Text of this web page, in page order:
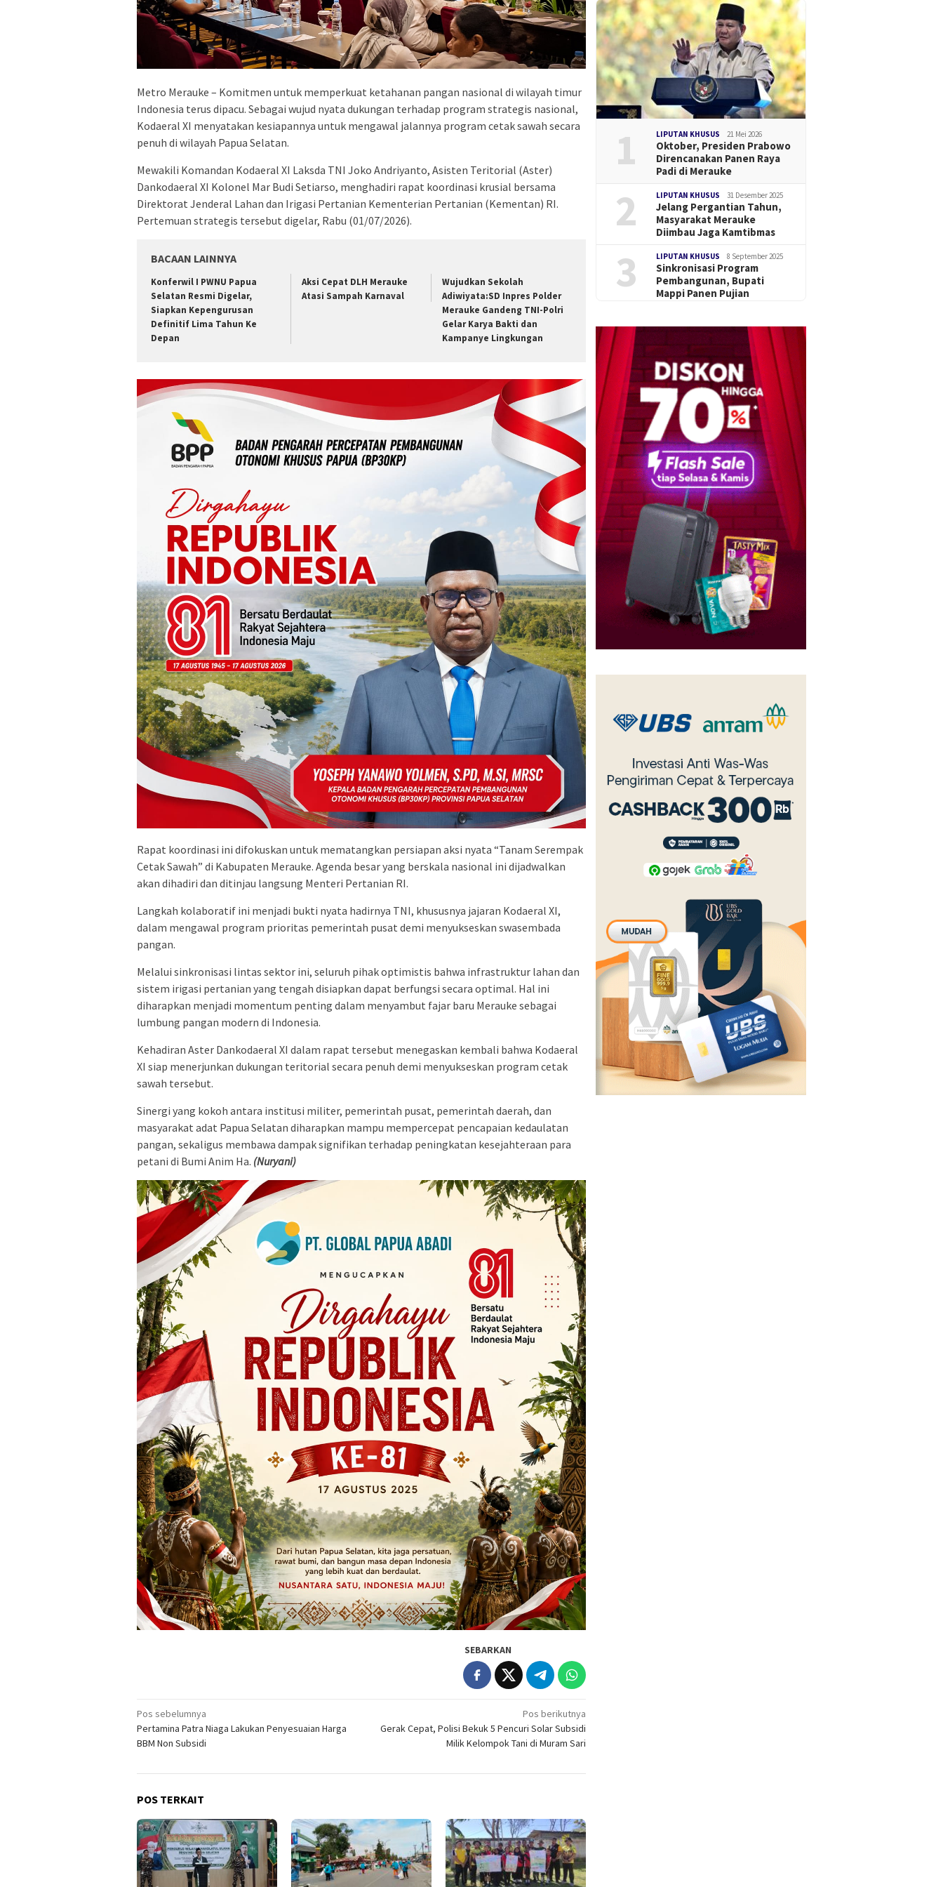
Metro Merauke – Komitmen untuk memperkuat ketahanan pangan nasional di wilayah timur
Indonesia terus dipacu. Sebagai wujud nyata dukungan terhadap program strategis nasional,
Kodaeral XI menyatakan kesiapannya untuk mengawal jalannya program cetak sawah secara
penuh di wilayah Papua Selatan.
​Mewakili Komandan Kodaeral XI Laksda TNI Joko Andriyanto, Asisten Teritorial (Aster)
Dankodaeral XI Kolonel Mar Budi Setiarso, menghadiri rapat koordinasi krusial bersama
Direktorat Jenderal Lahan dan Irigasi Pertanian Kementerian Pertanian (Kementan) RI.
Pertemuan strategis tersebut digelar, Rabu (01/07/2026).
BACAAN LAINNYA
Konferwil I PWNU Papua
Selatan Resmi Digelar,
Siapkan Kepengurusan
Definitif Lima Tahun Ke
Depan
Aksi Cepat DLH Merauke
Atasi Sampah Karnaval
Wujudkan Sekolah
Adiwiyata:SD Inpres Polder
Merauke Gandeng TNI-Polri
Gelar Karya Bakti dan
Kampanye Lingkungan
​Rapat koordinasi ini difokuskan untuk mematangkan persiapan aksi nyata “Tanam Serempak
Cetak Sawah” di Kabupaten Merauke. Agenda besar yang berskala nasional ini dijadwalkan
akan dihadiri dan ditinjau langsung Menteri Pertanian RI.
​Langkah kolaboratif ini menjadi bukti nyata hadirnya TNI, khususnya jajaran Kodaeral XI,
dalam mengawal program prioritas pemerintah pusat demi menyukseskan swasembada
pangan.
​Melalui sinkronisasi lintas sektor ini, seluruh pihak optimistis bahwa infrastruktur lahan dan
sistem irigasi pertanian yang tengah disiapkan dapat berfungsi secara optimal. Hal ini
diharapkan menjadi momentum penting dalam menyambut fajar baru Merauke sebagai
lumbung pangan modern di Indonesia.
​Kehadiran Aster Dankodaeral XI dalam rapat tersebut menegaskan kembali bahwa Kodaeral
XI siap menerjunkan dukungan teritorial secara penuh demi menyukseskan program cetak
sawah tersebut.
​Sinergi yang kokoh antara institusi militer, pemerintah pusat, pemerintah daerah, dan
masyarakat adat Papua Selatan diharapkan mampu mempercepat pencapaian kedaulatan
pangan, sekaligus membawa dampak signifikan terhadap peningkatan kesejahteraan para
petani di Bumi Anim Ha. (Nuryani)
SEBARKAN
Navigasi
pos
Pos sebelumnya
Pertamina Patra Niaga Lakukan Penyesuaian Harga
BBM Non Subsidi
Pos berikutnya
Gerak Cepat, Polisi Bekuk 5 Pencuri Solar Subsidi
Milik Kelompok Tani di Muram Sari
POS TERKAIT
1 LIPUTAN KHUSUS 21 Mei 2026
Oktober, Presiden Prabowo
Direncanakan Panen Raya
Padi di Merauke
2 LIPUTAN KHUSUS 31 Desember 2025
Jelang Pergantian Tahun,
Masyarakat Merauke
Diimbau Jaga Kamtibmas
3 LIPUTAN KHUSUS 8 September 2025
Sinkronisasi Program
Pembangunan, Bupati
Mappi Panen Pujian